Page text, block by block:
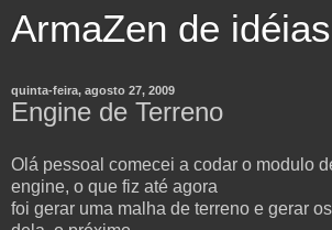
ArmaZen de idéias
quinta-feira, agosto 27, 2009
Engine de Terreno
Olá pessoal comecei a codar o modulo
engine, o que fiz até agora
foi gerar uma malha de terreno e gerar